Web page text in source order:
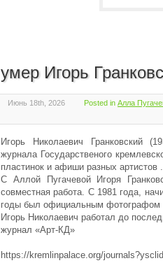
умер Игорь
Июнь 18th, 2026 Posted in Алла
Игорь Николаевич Гранковский
журнала Государственого
пластинок и афиши разных артистов .
С Аллой Пугачевой Игоря
совместная работа. С 1981 года,
годы был официальным фотографом
Игорь Николаевич работал до
журнал «Арт-КД»
https://kremlinpalace.org/